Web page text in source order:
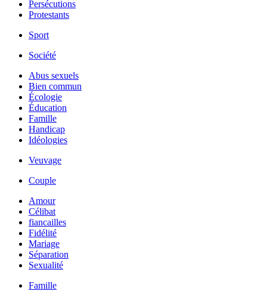
Persécutions
Protestants
Sport
Société
Abus sexuels
Bien commun
Écologie
Éducation
Famille
Handicap
Idéologies
Veuvage
Couple
Amour
Célibat
fiancailles
Fidélité
Mariage
Séparation
Sexualité
Famille